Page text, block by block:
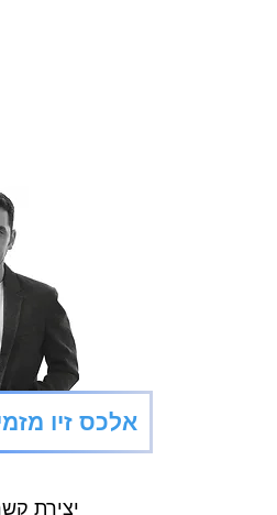
מי אני זוכר שאני?
< אלכס זיו
יצירת